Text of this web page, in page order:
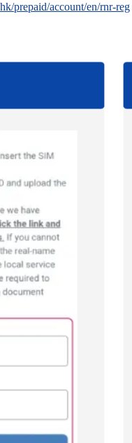
prepaid/account/en/rnr-reg